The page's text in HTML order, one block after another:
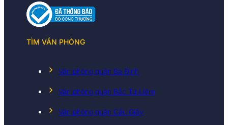
TÌM VĂN PHÒNG
Văn phòng quận Ba Đình
Văn phòng quận Bắc Từ Liêm
Văn phòng quận Cầu Giấy